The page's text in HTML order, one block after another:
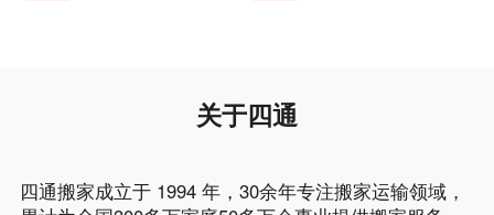
关于四通
四通搬家成立于 1994 年，30余年专注搬家运输领域，